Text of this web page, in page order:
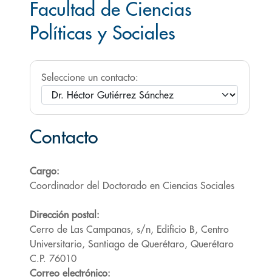
Facultad de Ciencias
Políticas y Sociales
Seleccione un contacto:
Contacto
Cargo:
Coordinador del Doctorado en Ciencias Sociales
Dirección postal:
Cerro de Las Campanas, s/n, Edificio B, Centro
Universitario, Santiago de Querétaro, Querétaro
C.P. 76010
Correo electrónico: